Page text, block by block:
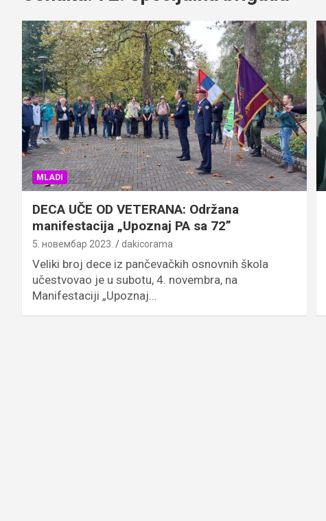
MLADI
DECA UČE OD VETERANA: Održana
manifestacija „Upoznaj PA sa 72”
5. новембар 2023. dakicorama
Veliki broj dece iz pančevačkih osnovnih škola
učestvovao je u subotu, 4. novembra, na
Manifestaciji „Upoznaj…